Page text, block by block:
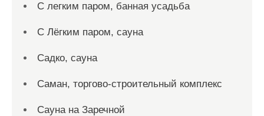
С легким паром, банная усадьба
С Лёгким паром, сауна
Садко, сауна
Саман, торгово-строительный комплекс
Сауна на Заречной